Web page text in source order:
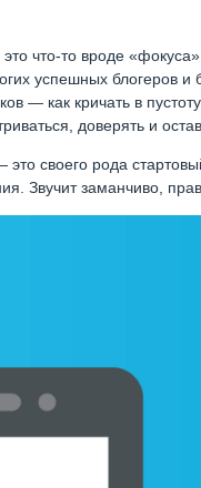
что-то вроде
успешных блогеров и
— как кричать в
доверять и
своего рода
Звучит заманчиво,